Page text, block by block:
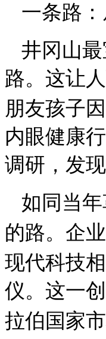
一条路
井冈山
路。这让
朋友孩子
内眼健康
调研，发
如同当
的路。企
现代科技
仪。这一
拉伯国家